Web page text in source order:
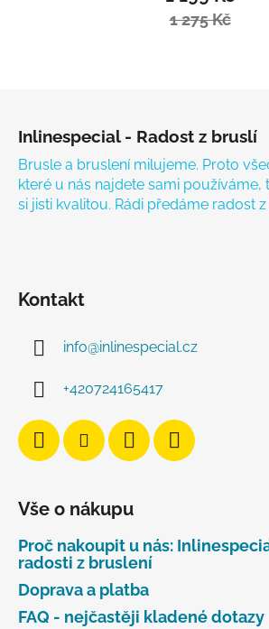
1 275 Kč
Inlinespecial - Radost z bruslí
Brusle a bruslení milujeme. Proto
které u nás najdete sami používáme,
si jisti kvalitou. Rádi předáme radost
Kontakt
info@inlinespecial.cz
+420724165417
Vše o nákupu
Proč nakoupit u nás:
radosti z bruslení
Doprava a platba
FAQ - nejčastěji kladené dotazy